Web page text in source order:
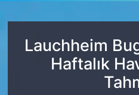
Lauchheim
Haftalık
DEUTSCH
Tüm Manşetler
Son Dakika Haberleri